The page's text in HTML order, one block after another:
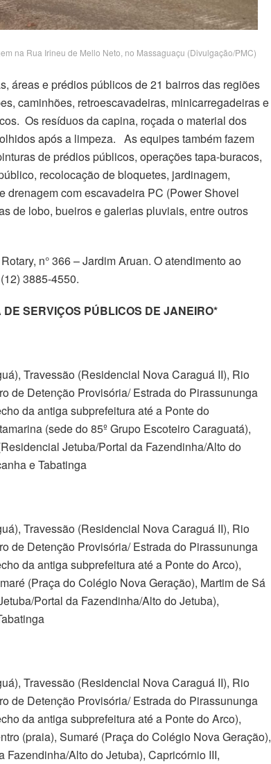
na Rua Irineu de Mello Neto, no Massaguaçu (Divulgação/PMC)
áreas e prédios públicos de 21 bairros das regiões
caminhões, retroescavadeiras, minicarregadeiras e
Os resíduos da capina, roçada o material dos
após a limpeza. As equipes também fazem
de prédios públicos, operações tapa-buracos,
recolocação de bloquetes, jardinagem,
drenagem com escavadeira PC (Power Shovel
de lobo, bueiros e galerias pluviais, entre outros
n° 366 – Jardim Aruan. O atendimento ao
3885-4550.
SERVIÇOS PÚBLICOS DE JANEIRO*
Travessão (Residencial Nova Caraguá II), Rio
de Detenção Provisória/ Estrada do Pirassununga
da antiga subprefeitura até a Ponte do
(sede do 85º Grupo Escoteiro Caraguatá),
Jetuba/Portal da Fazendinha/Alto do
e Tabatinga
Travessão (Residencial Nova Caraguá II), Rio
de Detenção Provisória/ Estrada do Pirassununga
da antiga subprefeitura até a Ponte do Arco),
(Praça do Colégio Nova Geração), Martim de Sá
Portal da Fazendinha/Alto do Jetuba),
Travessão (Residencial Nova Caraguá II), Rio
de Detenção Provisória/ Estrada do Pirassununga
da antiga subprefeitura até a Ponte do Arco),
(praia), Sumaré (Praça do Colégio Nova Geração),
Alto do Jetuba), Capricórnio III,